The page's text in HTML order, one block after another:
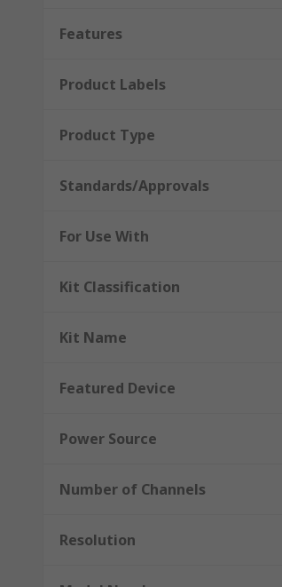
Features
Product Labels
Product Type
Standards/Approvals
For Use With
Kit Classification
Kit Name
Featured Device
Power Source
Number of Channels
Resolution